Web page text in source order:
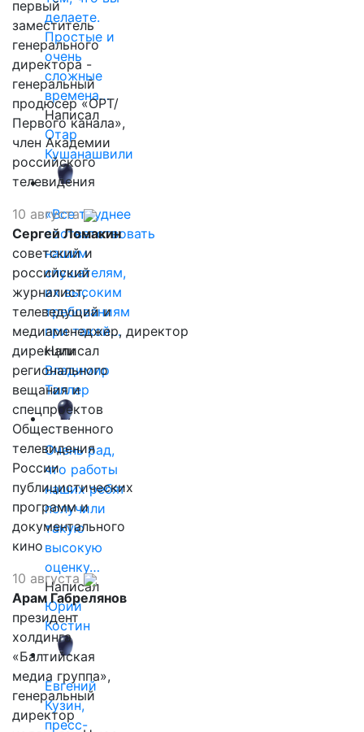
делаете.
Простые и
очень
сложные
времена…
Написал
Отар
Кушанашвили
«Все труднее
соответствовать
нашим
слушателям,
их высоким
требованиям
при такой…
Написал
Владимир
Таллер
Очень рад,
что работы
наших ребят
получили
такую
высокую
оценку…
Написал
Юрий
Костин
Евгений
Кузин,
пресс-
первый
заместитель
генерального
директора -
генеральный
продюсер «ОРТ/
Первого канала»,
член Академии
российского
телевидения
10 августа
Сергей Ломакин
советский и
российский
журналист,
телеведущий и
медиаменеджер, директор
дирекции
регионального
вещания и
спецпроектов
Общественного
телевидения
России
публицистических
программ и
документального
кино
10 августа
Арам Габрелянов
президент
холдинга
«Балтийская
медиа группа»,
генеральный
директор